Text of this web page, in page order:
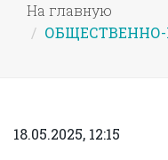
На главную
18.05.2025, 12:15